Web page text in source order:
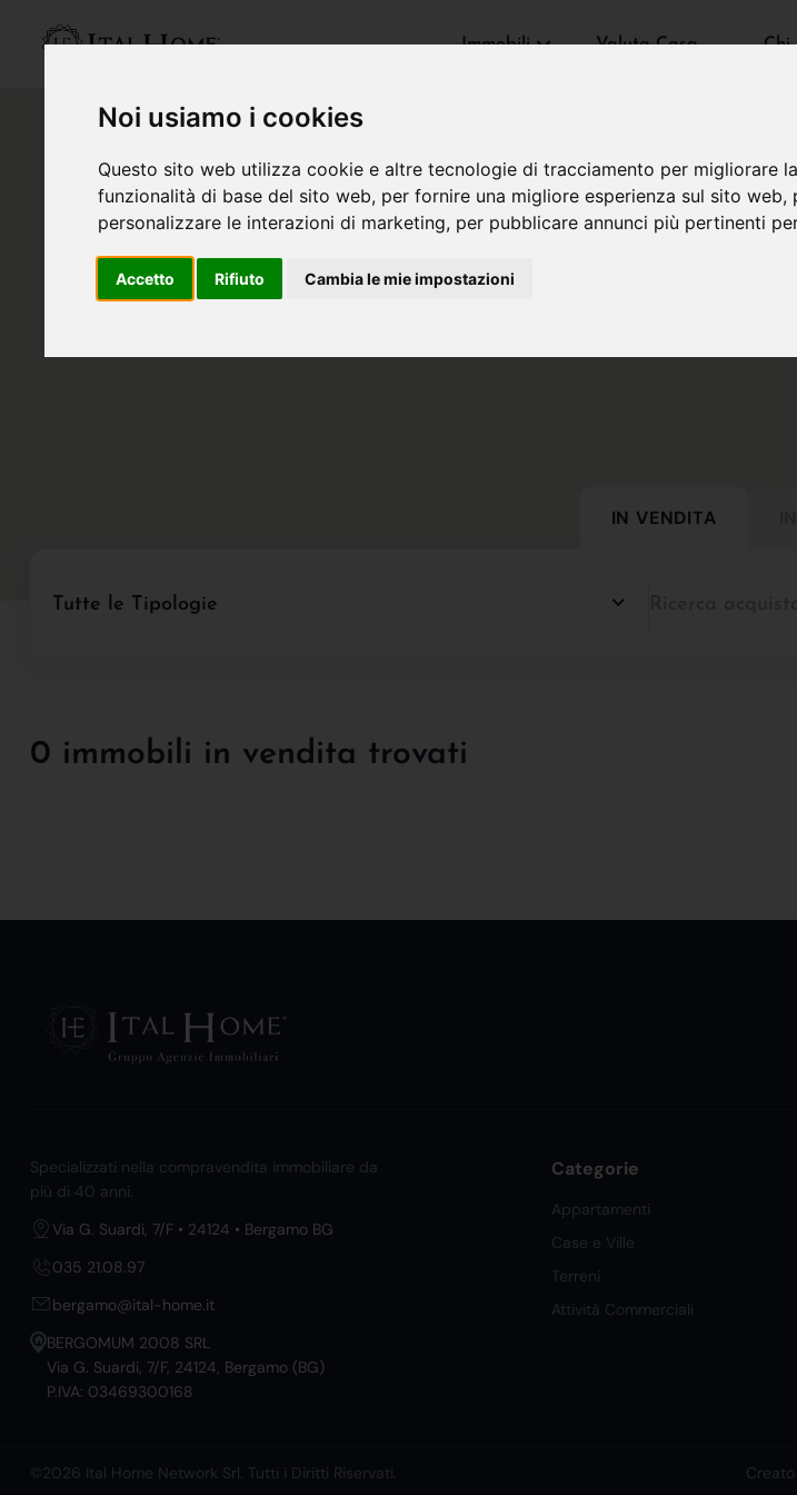
Noi usiamo i cookies
Questo sito web utilizza cookie e altre tecnologie di tracciamento per migliorare
funzionalità di base del sito web, per fornire una migliore esperienza sul sito web,
personalizzare le interazioni di marketing, per pubblicare annunci più pertinenti
Accetto Rifiuto Cambia le mie impostazioni
Immobili Valuta Casa Chi
IN VENDITA
Tutte le Tipologie
0 immobili in vendita trovati
Specializzati nella compravendita immobiliare da
più di 40 anni.
Via G. Suardi, 7/F • 24124 • Bergamo BG
035 21.08.97
bergamo@ital-home.it
BERGOMUM 2008 SRL
Via G. Suardi, 7/F, 24124, Bergamo (BG)
P.IVA: 03469300168
Categorie
Appartamenti
Case e Ville
Terreni
Attività Commerciali
©2026 Ital Home Network Srl. Tutti i Diritti Riservati.